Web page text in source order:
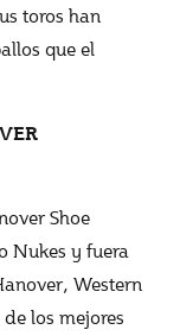
toros han
que el
Shoe
Nukes y fuera
Western
los mejores